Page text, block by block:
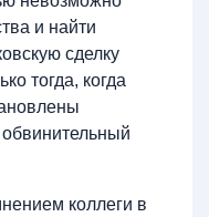
и найти
сделку
тогда, когда
коллеги в